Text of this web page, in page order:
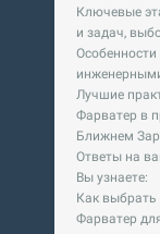
Ключевые
и задач,
Лучшие
Фарватер в
Ближнем
Ответы на
Вы узнаете:
Как выбрать
Фарватер